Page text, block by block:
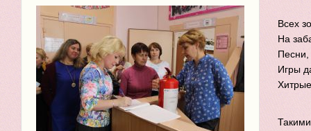
Всех
На
Песни,
Игры